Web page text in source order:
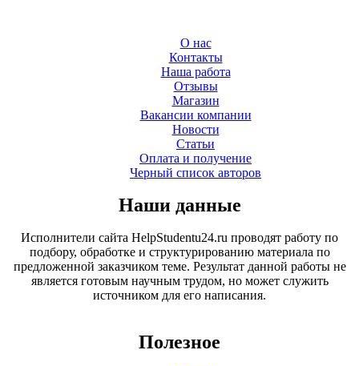
О нас
Контакты
Наша работа
Отзывы
Магазин
Вакансии компании
Новости
Статьи
Оплата и получение
Черный список авторов
Наши данные
Исполнители сайта HelpStudentu24.ru проводят работу по
подбору, обработке и структурированию материала по
предложенной заказчиком теме. Результат данной работы не
является готовым научным трудом, но может служить
источником для его написания.
Полезное